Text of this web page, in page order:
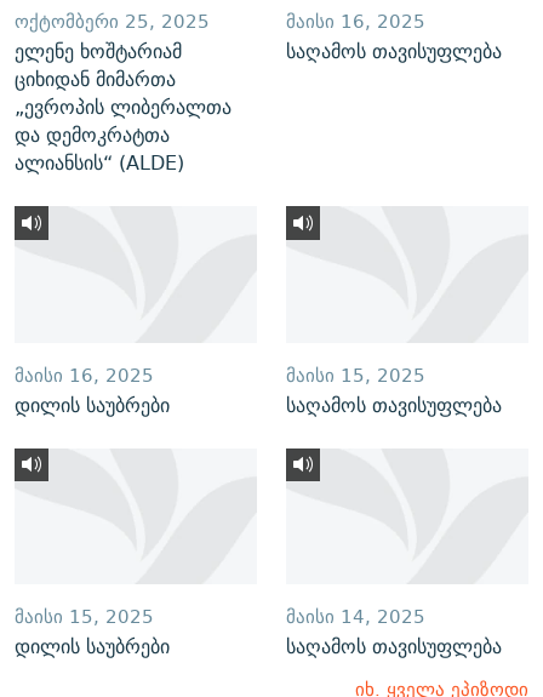
ᲝᲥᲢᲝᲛᲑᲔᲠᲘ 25, 2025
ელენე ხოშტარიამ
ციხიდან მიმართა
„ევროპის ლიბერალთა
და დემოკრატთა
ალიანსის“ (ALDE)
ᲛᲐᲘᲡᲘ 16, 2025
საღამოს თავისუფლება
ᲛᲐᲘᲡᲘ 16, 2025
დილის საუბრები
ᲛᲐᲘᲡᲘ 15, 2025
საღამოს თავისუფლება
ᲛᲐᲘᲡᲘ 15, 2025
დილის საუბრები
ᲛᲐᲘᲡᲘ 14, 2025
საღამოს თავისუფლება
იხ. ყველა ეპიზოდი